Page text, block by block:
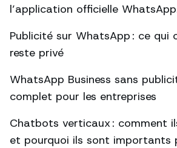
l’application officielle
Publicité sur WhatsApp : ce qui
reste privé
WhatsApp Business sans
complet pour les entreprises
Chatbots verticaux : comment
et pourquoi ils sont importants